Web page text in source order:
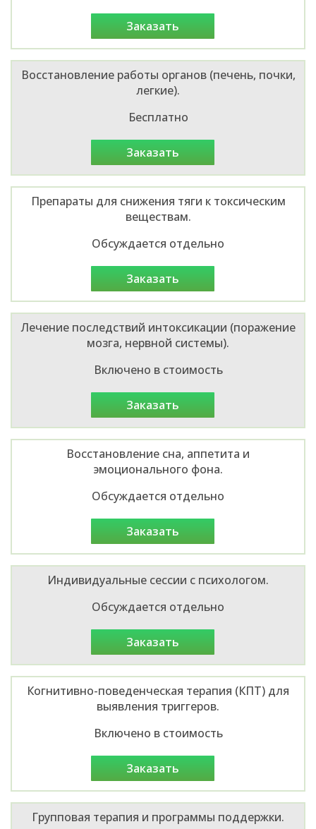
заказать
Восстановление работы органов (печень, почки,
легкие).
Бесплатно
заказать
Препараты для снижения тяги к токсическим
веществам.
Обсуждается отдельно
заказать
Лечение последствий интоксикации (поражение
мозга, нервной системы).
Включено в стоимость
заказать
Восстановление сна, аппетита и
эмоционального фона.
Обсуждается отдельно
заказать
Индивидуальные сессии с психологом.
Обсуждается отдельно
заказать
Когнитивно-поведенческая терапия (КПТ) для
выявления триггеров.
Включено в стоимость
заказать
Групповая терапия и программы поддержки.